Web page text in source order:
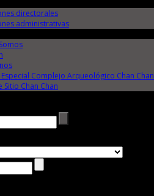
directorales
administrativas
Complejo Arqueológico Chan Chan
Sitio Chan Chan